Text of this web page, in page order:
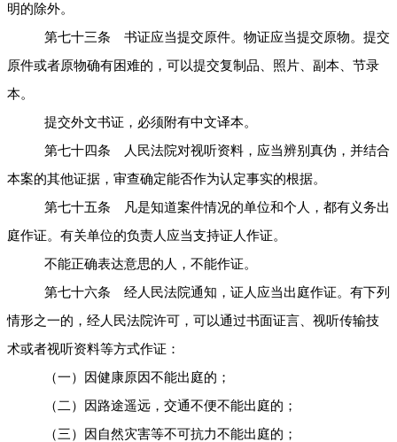
明的除外。
第七十三条 书证应当提交原件。物证应当提交原物。提交
原件或者原物确有困难的，可以提交复制品、照片、副本、节录
本。
提交外文书证，必须附有中文译本。
第七十四条 人民法院对视听资料，应当辨别真伪，并结合
本案的其他证据，审查确定能否作为认定事实的根据。
第七十五条 凡是知道案件情况的单位和个人，都有义务出
庭作证。有关单位的负责人应当支持证人作证。
不能正确表达意思的人，不能作证。
第七十六条 经人民法院通知，证人应当出庭作证。有下列
情形之一的，经人民法院许可，可以通过书面证言、视听传输技
术或者视听资料等方式作证：
（一）因健康原因不能出庭的；
（二）因路途遥远，交通不便不能出庭的；
（三）因自然灾害等不可抗力不能出庭的；